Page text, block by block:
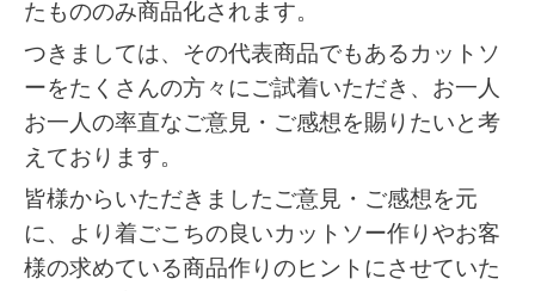
たもののみ商品化されます。
つきましては、その代表商品でもあるカットソ
ーをたくさんの方々にご試着いただき、お一人
お一人の率直なご意見・ご感想を賜りたいと考
えております。
皆様からいただきましたご意見・ご感想を元
に、より着ごこちの良いカットソー作りやお客
様の求めている商品作りのヒントにさせていた